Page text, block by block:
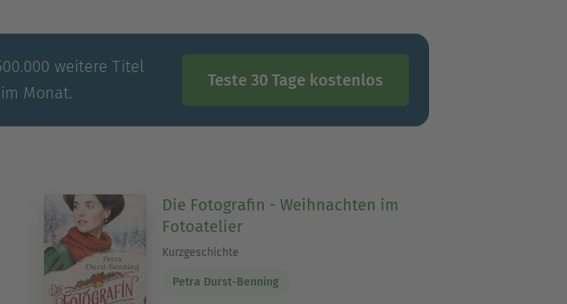
weitere Titel
Monat.
Teste 30 Tage kostenlos
Die Fotografin - Weihnachten im
Fotoatelier
Kurzgeschichte
Petra Durst-Benning